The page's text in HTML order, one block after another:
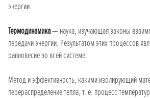
энергии.
Термодинамика— наука, изучающая законы
передачи энергии. Результатом этих процессов
равновесие во всей системе.
Метод и эффективность, какими изолирующий
перераспределение тепла, т. е. процесс